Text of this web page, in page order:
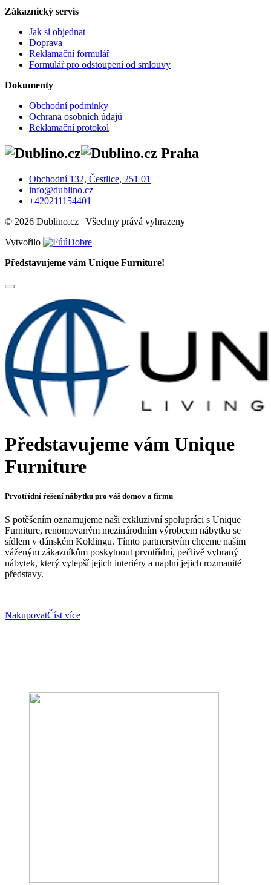
Zákaznický servis
Jak si objednat
Doprava
Reklamační formulář
Formulář pro odstoupení od smlouvy
Dokumenty
Obchodní podmínky
Ochrana osobních údajů
Reklamační protokol
Praha
Obchodní 132, Čestlice, 251 01
info@dublino.cz
+420211154401
© 2026 Dublino.cz | Všechny prává vyhrazeny
Vytvořilo
Představujeme vám Unique Furniture!
Představujeme vám Unique
Furniture
Prvotřídní řešení nábytku pro váš domov a firmu
S potěšením oznamujeme naši exkluzivní spolupráci s Unique
Furniture, renomovaným mezinárodním výrobcem nábytku se
sídlem v dánském Koldingu. Tímto partnerstvím chceme našim
váženým zákazníkům poskytnout prvotřídní, pečlivě vybraný
nábytek, který vylepší jejich interiéry a naplní jejich rozmanité
představy.
NakupovatČíst více